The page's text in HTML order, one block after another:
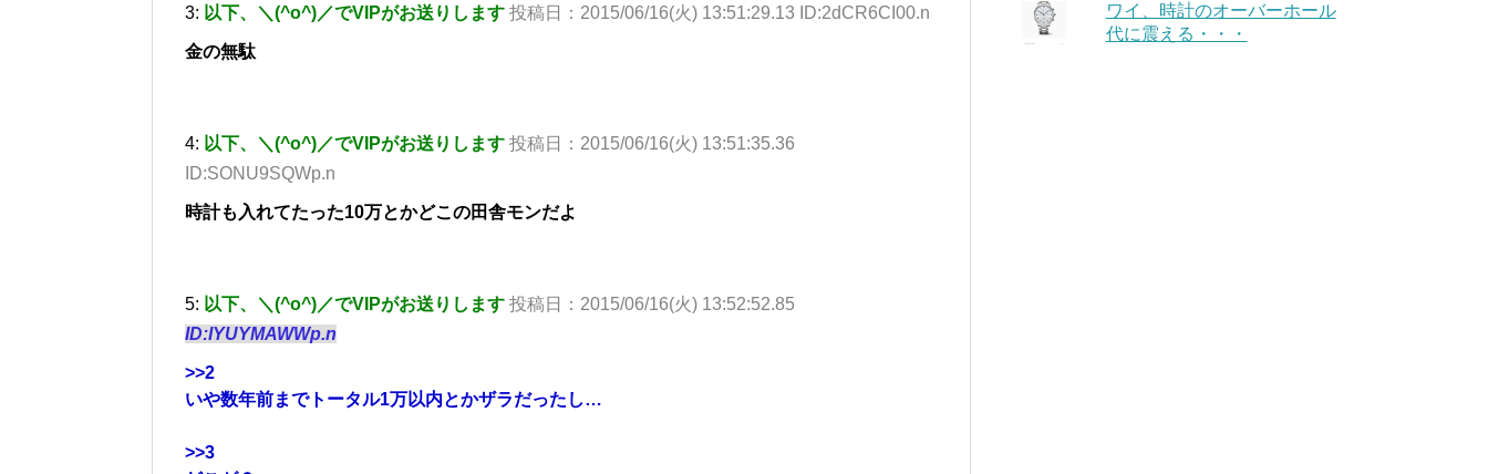
3: 以下、＼(^o^)／でVIPがお送りします 投稿日：2015/06/16(火) 13:51:29.13 ID:2dCR6CI00.n
金の無駄
4: 以下、＼(^o^)／でVIPがお送りします 投稿日：2015/06/16(火) 13:51:35.36
ID:SONU9SQWp.n
時計も入れてたった10万とかどこの田舎モンだよ
5: 以下、＼(^o^)／でVIPがお送りします 投稿日：2015/06/16(火) 13:52:52.85
ID:IYUYMAWWp.n
>>2
いや数年前までトータル1万以内とかザラだったし…
>>3
ワイ、時計のオーバーホール
代に震える・・・